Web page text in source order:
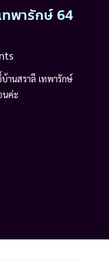
ทพารักษ์ 64
านสราลี เทพารักษ์
นค่ะ